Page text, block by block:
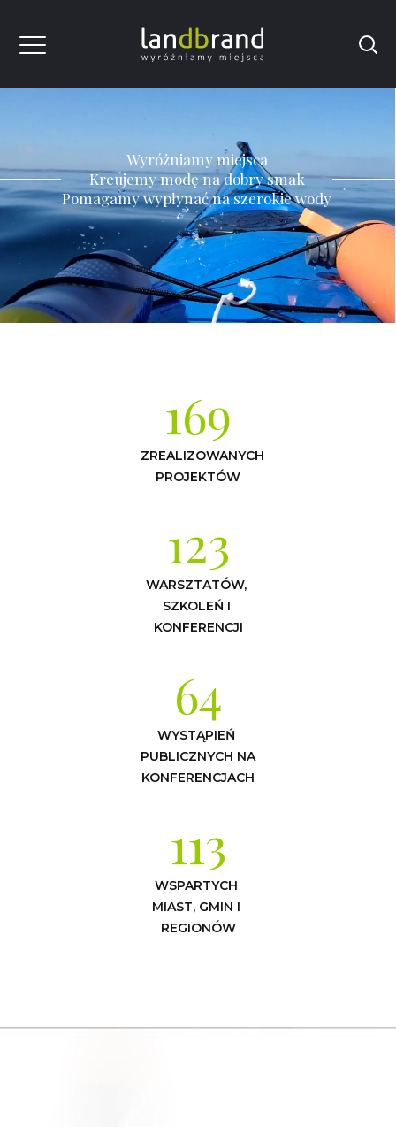
169
ZREALIZOWANYCH
PROJEKTÓW
123
WARSZTATÓW,
SZKOLEŃ I
KONFERENCJI
64
WYSTĄPIEŃ
PUBLICZNYCH NA
KONFERENCJACH
113
WSPARTYCH
MIAST, GMIN I
REGIONÓW